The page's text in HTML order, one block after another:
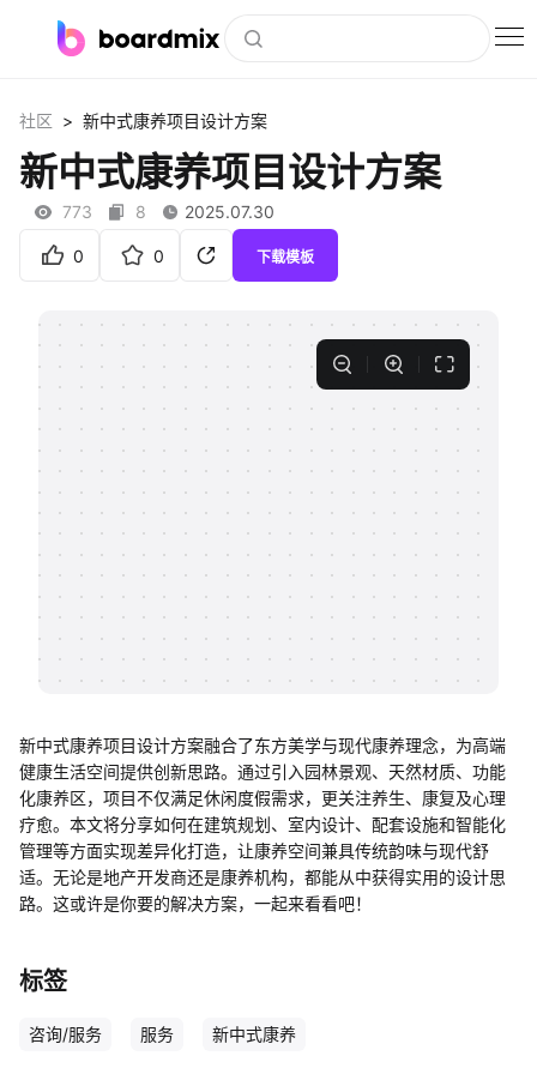
社区资源
下载
私有化部署
客户案例
支持
帮助中心
社区 > 新中式康养项目设计方案
新中式康养项目设计方案
773 8 2025.07.30
0 0 下载模板
新中式康养项目设计方案融合了东方美学与现代康养理念，为高端
健康生活空间提供创新思路。通过引入园林景观、天然材质、功能
化康养区，项目不仅满足休闲度假需求，更关注养生、康复及心理
疗愈。本文将分享如何在建筑规划、室内设计、配套设施和智能化
管理等方面实现差异化打造，让康养空间兼具传统韵味与现代舒
适。无论是地产开发商还是康养机构，都能从中获得实用的设计思
路。这或许是你要的解决方案，一起来看看吧！
标签
咨询/服务 服务 新中式康养